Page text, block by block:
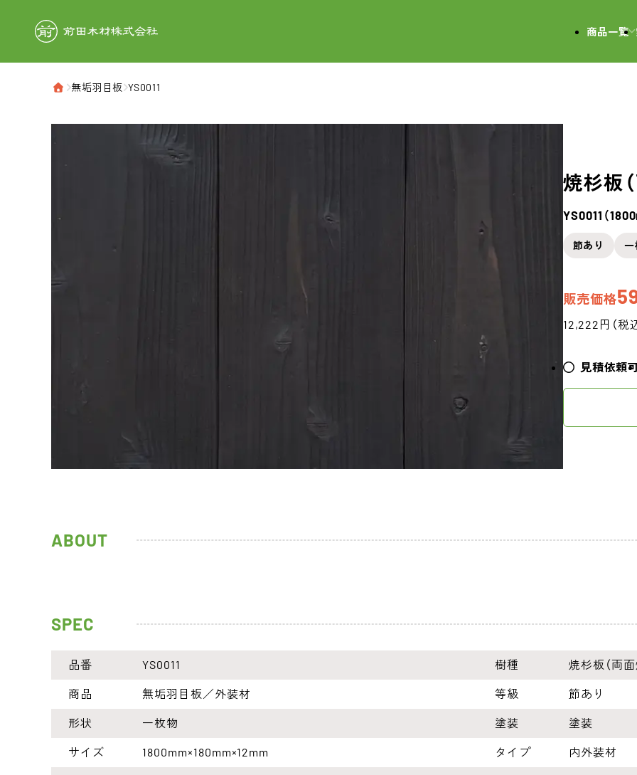
商品一覧
ホーム
›無垢羽目板 ›YS0011
焼杉板
YS0011（
節あり 一
販売価格
12,222円（税
見積依頼
ABOUT
SPEC
品番 YS0011 樹種 焼杉板（両面
商品 無垢羽目板／外装材 等級 節あり
形状 一枚物 塗装 塗装
サイズ 1800mm×180mm×12mm タイプ 内外装材